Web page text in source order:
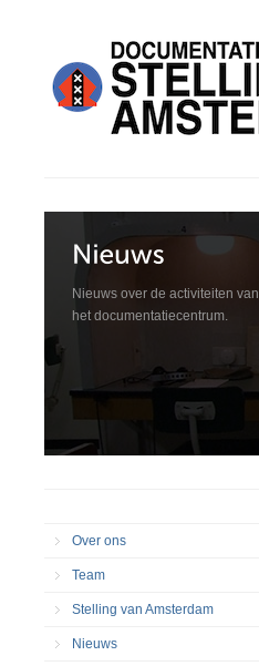
Nieuws over de activiteiten van
het documentatiecentrum.
Over ons
Team
Stelling van Amsterdam
Nieuws